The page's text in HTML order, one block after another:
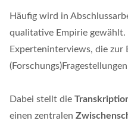
Häufig wird in
qualitative Empirie gewählt.
Experteninterviews, die
Dabei stellt die
einen zentralen